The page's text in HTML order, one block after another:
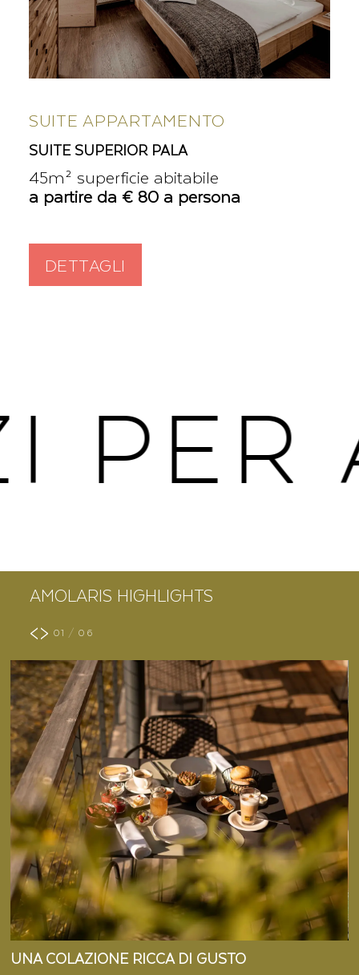
SUITE APPARTAMENTO
SUITE SUPERIOR PALA
45m² superficie abitabile
a partire da € 80 a persona
DETTAGLI
PER
AMOLARIS HIGHLIGHTS
<> 01 / 06
UNA COLAZIONE RICCA DI GUSTO